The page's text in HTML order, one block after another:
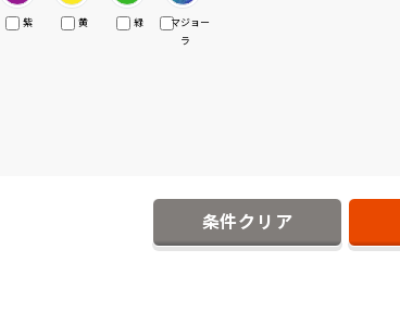
紫 黄 緑
マジョー
ラ
条件クリア